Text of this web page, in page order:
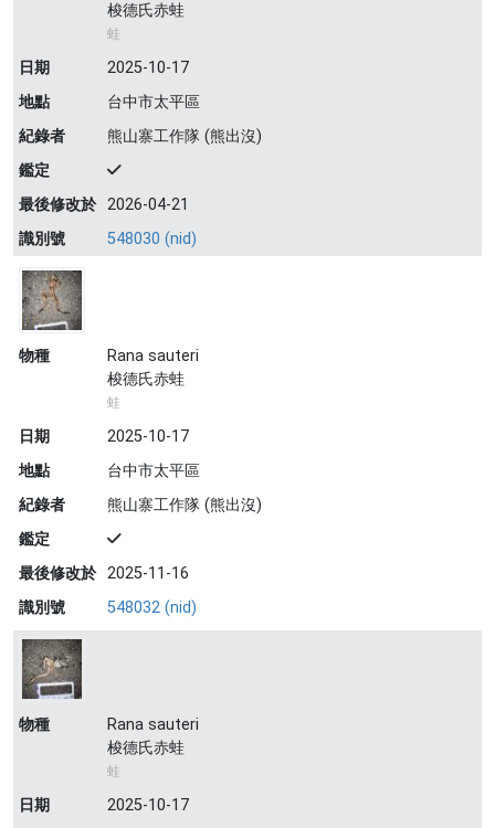
梭德氏赤蛙
蛙
日期
2025-10-17
地點
台中市太平區
紀錄者
熊山寨工作隊 (熊出沒)
鑑定
最後修改於 2026-04-21
識別號
548030 (nid)
物種
Rana sauteri
梭德氏赤蛙
蛙
日期
2025-10-17
地點
台中市太平區
紀錄者
熊山寨工作隊 (熊出沒)
鑑定
最後修改於 2025-11-16
識別號
548032 (nid)
物種
Rana sauteri
梭德氏赤蛙
蛙
日期
2025-10-17